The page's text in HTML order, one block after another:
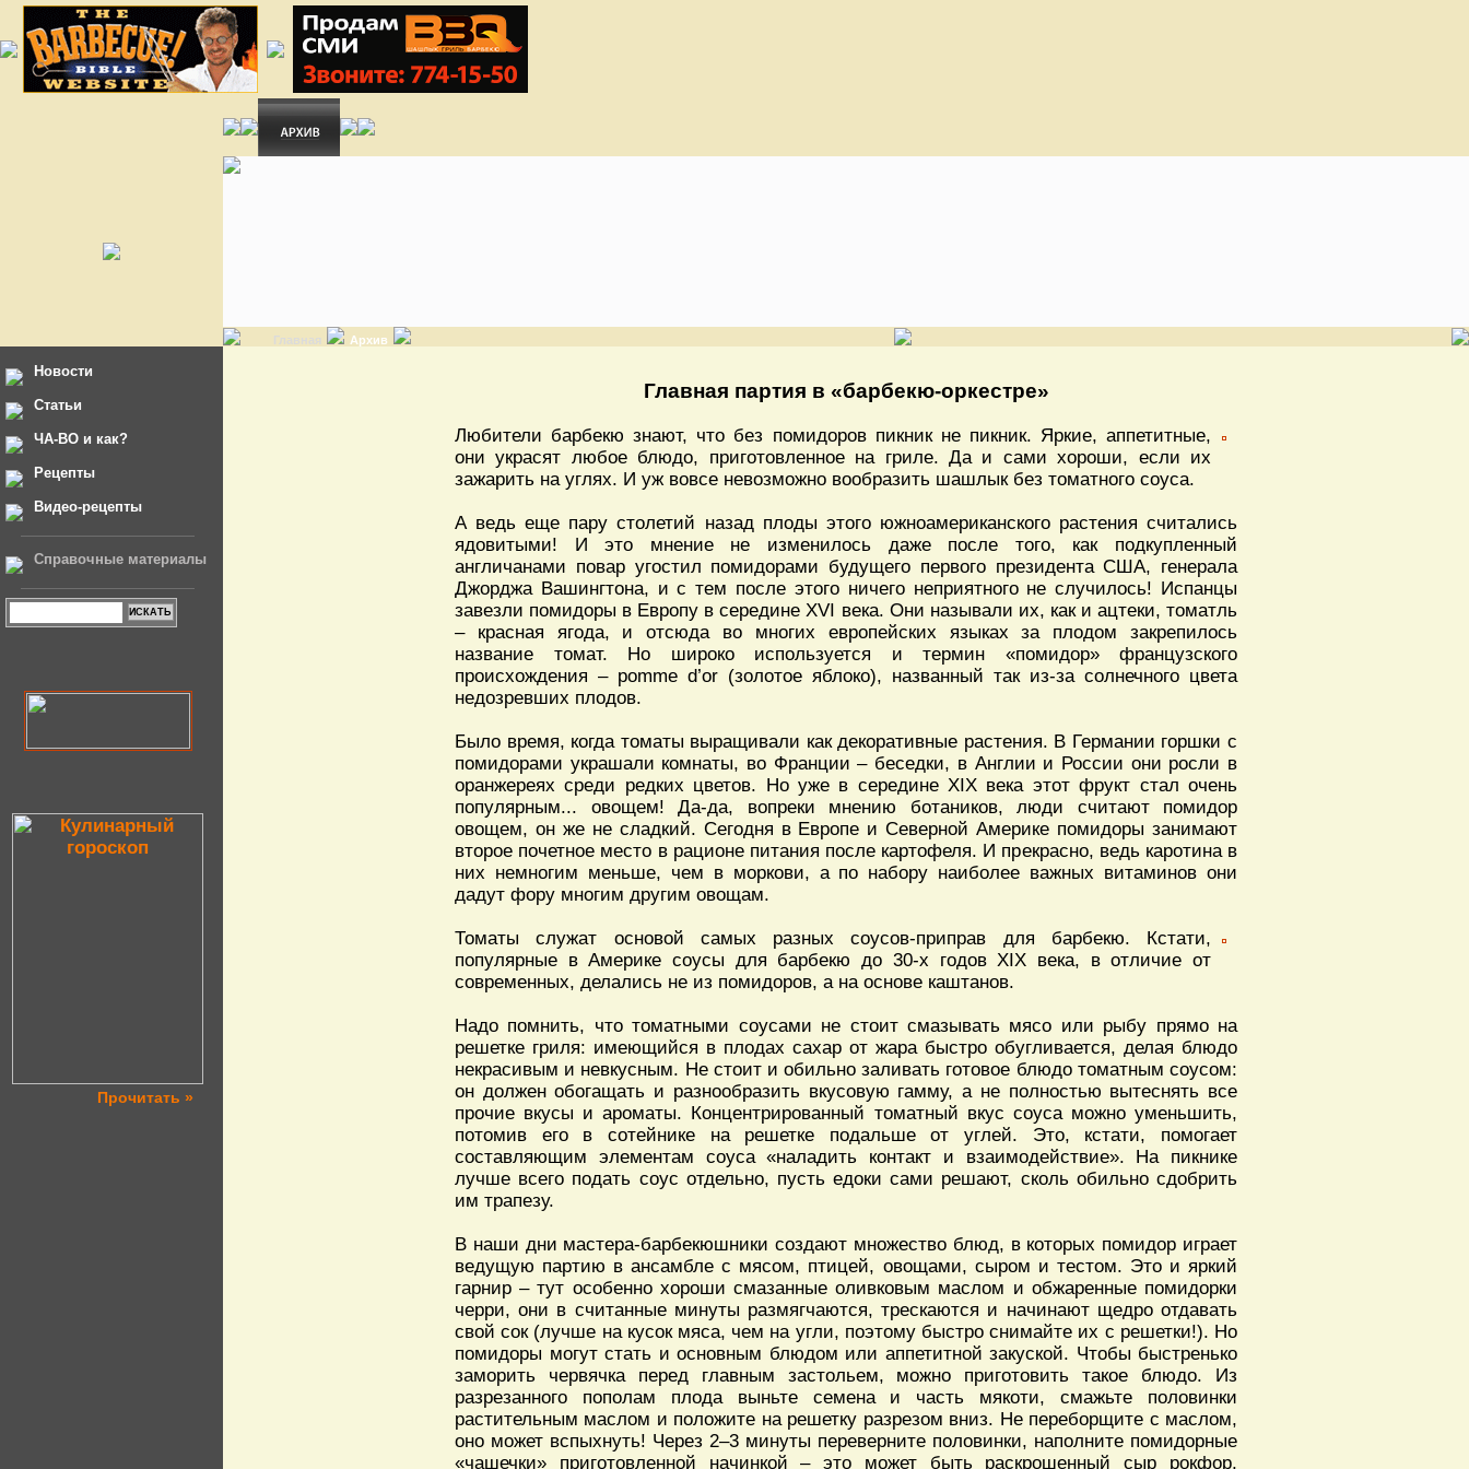
Главная Архив
Новости
Статьи
ЧА-ВО и как?
Рецепты
Видео-рецепты
Справочные материалы
Прочитать »
Главная партия в «барбекю-оркестре»
Любители барбекю знают, что без помидоров пикник не пикник. Яркие, аппетитные,
они украсят любое блюдо, приготовленное на гриле. Да и сами хороши, если их
зажарить на углях. И уж вовсе невозможно вообразить шашлык без томатного соуса.
А ведь еще пару столетий назад плоды этого южноамериканского растения считались
ядовитыми! И это мнение не изменилось даже после того, как подкупленный
англичанами повар угостил помидорами будущего первого президента США, генерала
Джорджа Вашингтона, и с тем после этого ничего неприятного не случилось! Испанцы
завезли помидоры в Европу в середине XVI века. Они называли их, как и ацтеки, томатль
– красная ягода, и отсюда во многих европейских языках за плодом закрепилось
название томат. Но широко используется и термин «помидор» французского
происхождения – pomme d’or (золотое яблоко), названный так из-за солнечного цвета
недозревших плодов.
Было время, когда томаты выращивали как декоративные растения. В Германии горшки с
помидорами украшали комнаты, во Франции – беседки, в Англии и России они росли в
оранжереях среди редких цветов. Но уже в середине XIX века этот фрукт стал очень
популярным... овощем! Да-да, вопреки мнению ботаников, люди считают помидор
овощем, он же не сладкий. Сегодня в Европе и Северной Америке помидоры занимают
второе почетное место в рационе питания после картофеля. И прекрасно, ведь каротина в
них немногим меньше, чем в моркови, а по набору наиболее важных витаминов они
дадут фору многим другим овощам.
Томаты служат основой самых разных соусов-приправ для барбекю. Кстати,
популярные в Америке соусы для барбекю до 30-х годов XIX века, в отличие от
современных, делались не из помидоров, а на основе каштанов.
Надо помнить, что томатными соусами не стоит смазывать мясо или рыбу прямо на
решетке гриля: имеющийся в плодах сахар от жара быстро обугливается, делая блюдо
некрасивым и невкусным. Не стоит и обильно заливать готовое блюдо томатным соусом:
он должен обогащать и разнообразить вкусовую гамму, а не полностью вытеснять все
прочие вкусы и ароматы. Концентрированный томатный вкус соуса можно уменьшить,
потомив его в сотейнике на решетке подальше от углей. Это, кстати, помогает
составляющим элементам соуса «наладить контакт и взаимодействие». На пикнике
лучше всего подать соус отдельно, пусть едоки сами решают, сколь обильно сдобрить
им трапезу.
В наши дни мастера-барбекюшники создают множество блюд, в которых помидор играет
ведущую партию в ансамбле с мясом, птицей, овощами, сыром и тестом. Это и яркий
гарнир – тут особенно хороши смазанные оливковым маслом и обжаренные помидорки
черри, они в считанные минуты размягчаются, трескаются и начинают щедро отдавать
свой сок (лучше на кусок мяса, чем на угли, поэтому быстро снимайте их с решетки!). Но
помидоры могут стать и основным блюдом или аппетитной закуской. Чтобы быстренько
заморить червячка перед главным застольем, можно приготовить такое блюдо. Из
разрезанного пополам плода выньте семена и часть мякоти, смажьте половинки
растительным маслом и положите на решетку разрезом вниз. Не переборщите с маслом,
оно может вспыхнуть! Через 2–3 минуты переверните половинки, наполните помидорные
«чашечки» приготовленной начинкой – это может быть раскрошенный сыр рокфор,